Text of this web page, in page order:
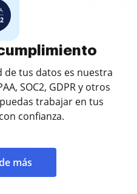
de tus datos es nuestra
SOC2, GDPR y otros
trabajar en tus
confianza.
más